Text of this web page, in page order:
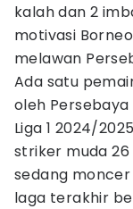
kalah dan 2
motivasi
melawan
Ada satu
oleh
Liga 1 2024/
striker muda
sedang
laga terakhir